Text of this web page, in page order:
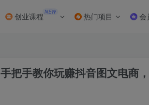
创业课程 NEW 热门项目 会
把手教你玩赚抖音图文电商